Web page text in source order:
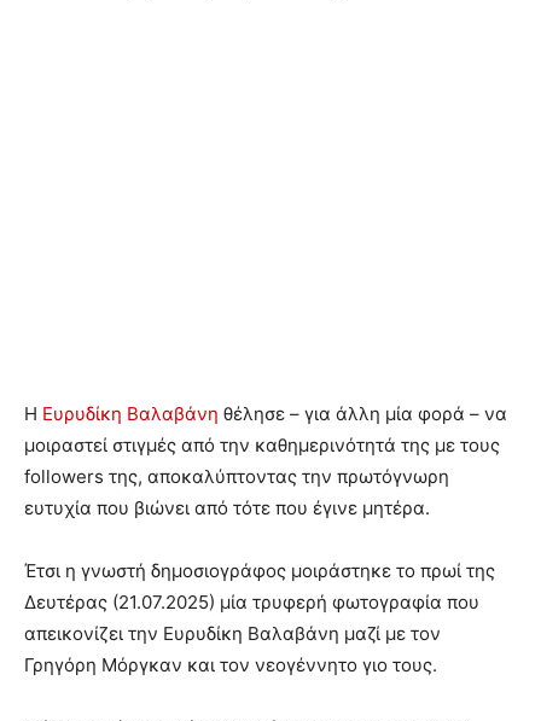
Η Ευρυδίκη Βαλαβάνη θέλησε – για άλλη μία φορά – να
μοιραστεί στιγμές από την καθημερινότητά της με τους
followers της, αποκαλύπτοντας την πρωτόγνωρη
ευτυχία που βιώνει από τότε που έγινε μητέρα.
Έτσι η γνωστή δημοσιογράφος μοιράστηκε το πρωί της
Δευτέρας (21.07.2025) μία τρυφερή φωτογραφία που
απεικονίζει την Ευρυδίκη Βαλαβάνη μαζί με τον
Γρηγόρη Μόργκαν και τον νεογέννητο γιο τους.